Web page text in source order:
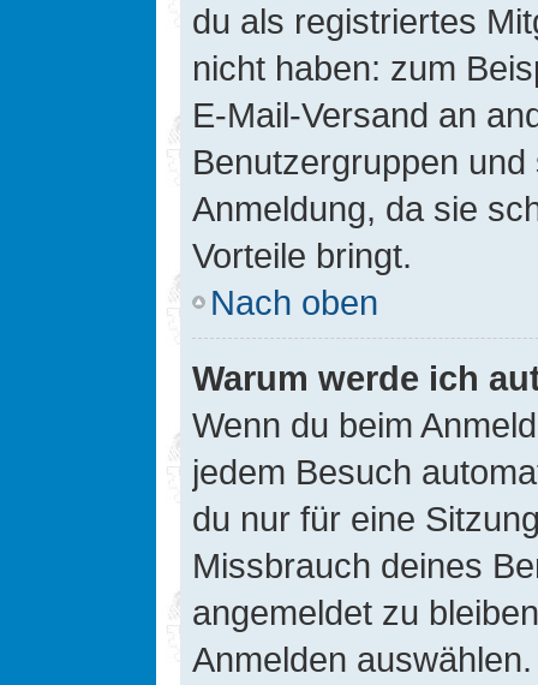
du als registriertes
nicht haben: zum
E-Mail-Versand an
Benutzergruppen
Anmeldung, da sie
Vorteile bringt.
Nach oben
Warum werde ich
Wenn du beim
jedem Besuch
du nur für eine
Missbrauch deines
angemeldet zu
Anmelden